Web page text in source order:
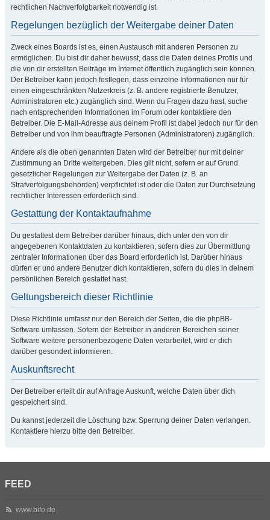
rechtlichen Nachverfolgbarkeit notwendig ist.
Regelungen bezüglich der Weitergabe deiner Daten
Zweck eines Boards ist es, einen Austausch mit anderen Personen zu
ermöglichen. Du bist dir daher bewusst, dass die Daten deines Profils und
die von dir erstellten Beiträge im Internet öffentlich zugänglich sein können.
Der Betreiber kann jedoch festlegen, dass einzelne Informationen nur für
einen eingeschränkten Nutzerkreis (z. B. andere registrierte Benutzer,
Administratoren etc.) zugänglich sind. Wenn du Fragen dazu hast, suche
nach entsprechenden Informationen im Forum oder kontaktiere den
Betreiber. Die E-Mail-Adresse aus deinem Profil ist dabei jedoch nur für den
Betreiber und von ihm beauftragte Personen (Administratoren) zugänglich.
Andere als die oben genannten Daten wird der Betreiber nur mit deiner
Zustimmung an Dritte weitergeben. Dies gilt nicht, sofern er auf Grund
gesetzlicher Regelungen zur Weitergabe der Daten (z. B. an
Strafverfolgungsbehörden) verpflichtet ist oder die Daten zur Durchsetzung
rechtlicher Interessen erforderlich sind.
Gestattung der Kontaktaufnahme
Du gestattest dem Betreiber darüber hinaus, dich unter den von dir
angegebenen Kontaktdaten zu kontaktieren, sofern dies zur Übermittlung
zentraler Informationen über das Board erforderlich ist. Darüber hinaus
dürfen er und andere Benutzer dich kontaktieren, sofern du dies in deinem
persönlichen Bereich gestattet hast.
Geltungsbereich dieser Richtlinie
Diese Richtlinie umfasst nur den Bereich der Seiten, die die phpBB-
Software umfassen. Sofern der Betreiber in anderen Bereichen seiner
Software weitere personenbezogene Daten verarbeitet, wird er dich
darüber gesondert informieren.
Auskunftsrecht
Der Betreiber erteilt dir auf Anfrage Auskunft, welche Daten über dich
gespeichert sind.
Du kannst jederzeit die Löschung bzw. Sperrung deiner Daten verlangen.
Kontaktiere hierzu bitte den Betreiber.
FEED
www.bifo.de